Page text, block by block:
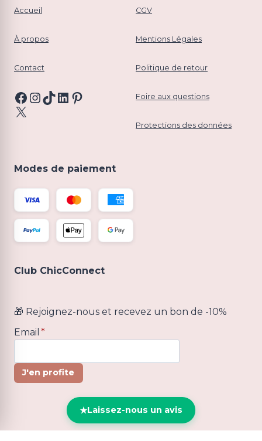
Accueil
À propos
Contact
Facebook
Instagram
TikTok
LinkedIn
Pinterest
X
CGV
Mentions Légales
Politique de retour
Foire aux questions
Protections des données
Modes de paiement
Club ChicConnect
🎁 Rejoignez-nous et recevez un bon de -10%
Email *
J'en profite
Laissez-nous un avis